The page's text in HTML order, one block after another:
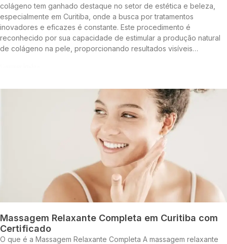
colágeno tem ganhado destaque no setor de estética e beleza,
especialmente em Curitiba, onde a busca por tratamentos
inovadores e eficazes é constante. Este procedimento é
reconhecido por sua capacidade de estimular a produção natural
de colágeno na pele, proporcionando resultados visíveis…
Massagem Relaxante Completa em Curitiba com
Certificado
O que é a Massagem Relaxante Completa A massagem relaxante